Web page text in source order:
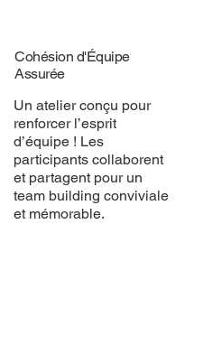
Cohésion d'Équipe
Assurée
Un atelier conçu pour
renforcer l’esprit
d’équipe ! Les
participants collaborent
et partagent pour un
team building conviviale
et mémorable.